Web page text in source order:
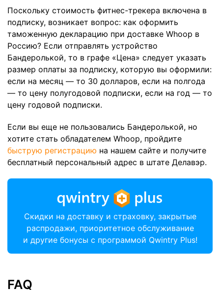
Поскольку стоимость фитнес-трекера включена в
подписку, возникает вопрос: как оформить
таможенную декларацию при доставке Whoop в
Россию? Если отправлять устройство
Бандеролькой, то в графе «Цена» следует указать
размер оплаты за подписку, которую вы оформили:
если на месяц — то 30 долларов, если на полгода
— то цену полугодовой подписки, если на год — то
цену годовой подписки.
Если вы еще не пользовались Бандеролькой, но
хотите стать обладателем Whoop, пройдите
быструю регистрацию на нашем сайте и получите
бесплатный персональный адрес в штате Делавэр.
Скидки на доставку и страховку, закрытые
распродажи, приоритетное обслуживание
и другие бонусы с программой Qwintry Plus!
FAQ